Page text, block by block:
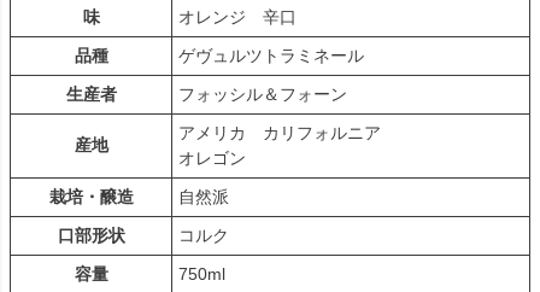
味
オレンジ 辛口
品種
ゲヴュルツトラミネール
生産者
フォッシル＆フォーン
産地
アメリカ カリフォルニア
オレゴン
栽培・醸造
自然派
口部形状
コルク
容量
750ml